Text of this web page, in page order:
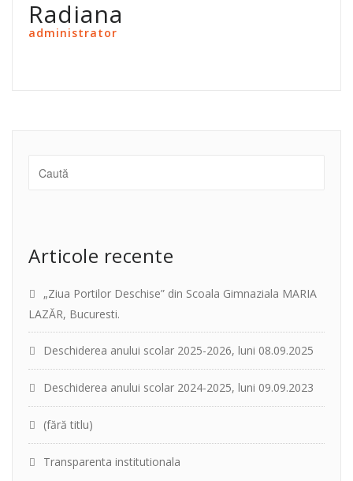
Radiana
administrator
Articole recente
„Ziua Portilor Deschise” din Scoala Gimnaziala MARIA
LAZĂR, Bucuresti.
Deschiderea anului scolar 2025-2026, luni 08.09.2025
Deschiderea anului scolar 2024-2025, luni 09.09.2023
(fără titlu)
Transparenta institutionala